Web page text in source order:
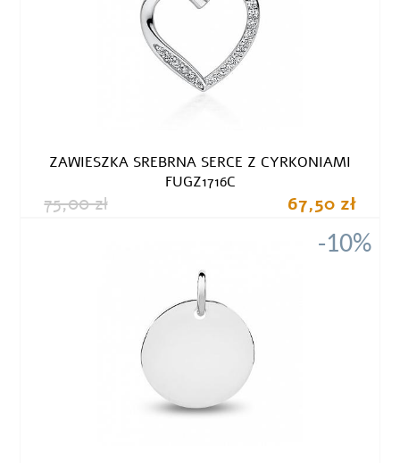
ZAWIESZKA SREBRNA SERCE Z CYRKONIAMI
FUGZ1716C
75,00 zł 67,50 zł
-10%